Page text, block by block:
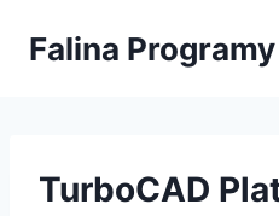
Falina
TurboCAD